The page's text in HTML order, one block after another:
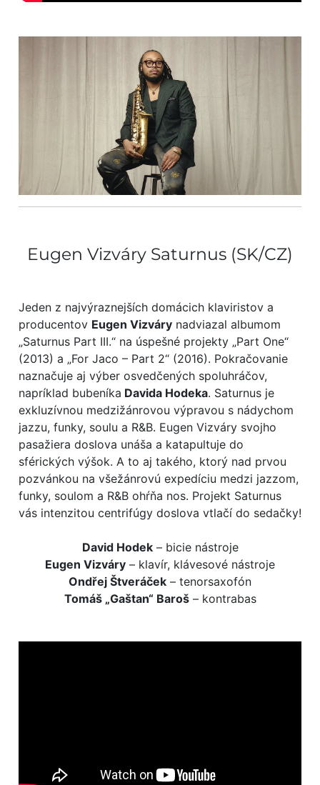
Eugen Vizváry Saturnus (SK/CZ)
Jeden z najvýraznejších domácich klaviristov a
producentov Eugen Vizváry nadviazal albumom
„Saturnus Part III.“ na úspešné projekty „Part One“
(2013) a „For Jaco – Part 2“ (2016). Pokračovanie
naznačuje aj výber osvedčených spoluhráčov,
napríklad bubeníka Davida Hodeka. Saturnus je
exkluzívnou medzižánrovou výpravou s nádychom
jazzu, funky, soulu a R&B. Eugen Vizváry svojho
pasažiera doslova unáša a katapultuje do
sférických výšok. A to aj takého, ktorý nad prvou
pozvánkou na všežánrovú expedíciu medzi jazzom,
funky, soulom a R&B ohŕňa nos. Projekt Saturnus
vás intenzitou centrifúgy doslova vtlačí do sedačky!
David Hodek– bicie nástroje
Eugen Vizváry – klavír, klávesové nástroje
Ondřej Štveráček – tenorsaxofón
Tomáš „Gaštan“ Baroš– kontrabas